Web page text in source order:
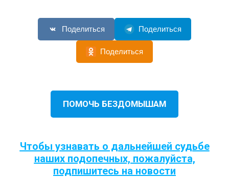
Поделиться Поделиться
Поделиться
ПОМОЧЬ БЕЗДОМЫШАМ
Чтобы узнавать о дальнейшей судьбе
наших подопечных, пожалуйста,
подпишитесь на новости